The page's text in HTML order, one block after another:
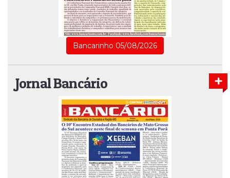
Bancarinho 05/08/2026
Jornal Bancário